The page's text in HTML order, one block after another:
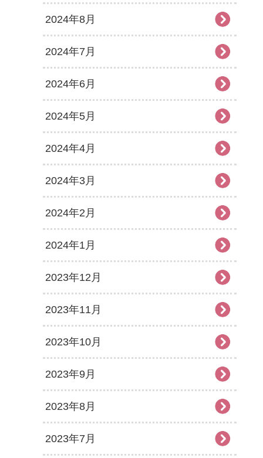
2024年8月
2024年7月
2024年6月
2024年5月
2024年4月
2024年3月
2024年2月
2024年1月
2023年12月
2023年11月
2023年10月
2023年9月
2023年8月
2023年7月